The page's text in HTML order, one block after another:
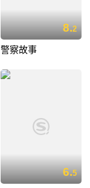
8.2
警察故事
6.5